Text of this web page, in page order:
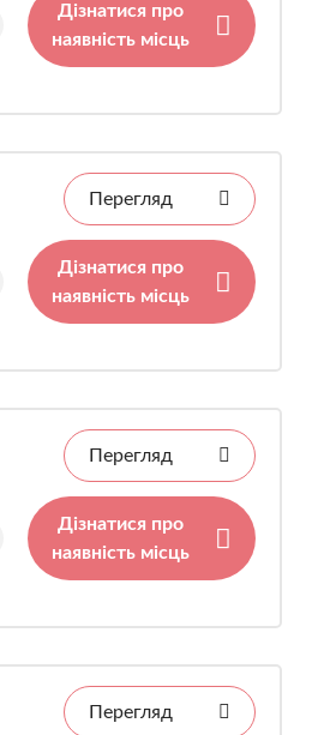
Дізнатися про
наявність місць
Перегляд
Дізнатися про
наявність місць
Перегляд
Дізнатися про
наявність місць
Перегляд